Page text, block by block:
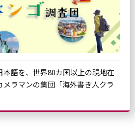
本語を、世界80カ国以上の現地在
ラマンの集団「海外書き人クラ